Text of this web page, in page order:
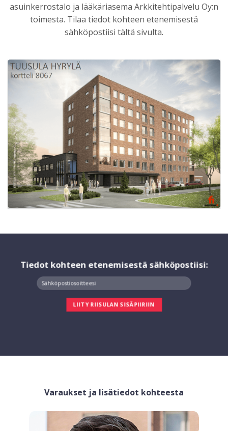
asuinkerrostalo ja lääkäriasema Arkkitehtipalvelu Oy:n
toimesta. Tilaa tiedot kohteen etenemisestä
sähköpostiisi tältä sivulta.
Tiedot kohteen etenemisestä sähköpostiisi:
Varaukset ja lisätiedot kohteesta